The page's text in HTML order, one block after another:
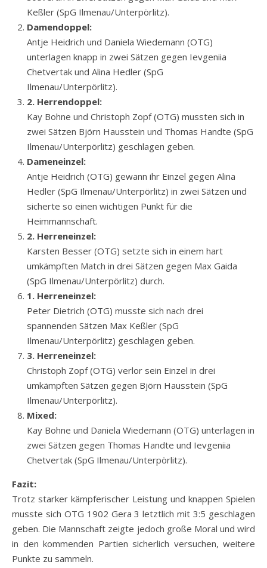
Keßler (SpG Ilmenau/Unterpörlitz).
Damendoppel:
Antje Heidrich und Daniela Wiedemann (OTG)
unterlagen knapp in zwei Sätzen gegen Ievgeniia
Chetvertak und Alina Hedler (SpG
Ilmenau/Unterpörlitz).
2. Herrendoppel:
Kay Bohne und Christoph Zopf (OTG) mussten sich in
zwei Sätzen Björn Hausstein und Thomas Handte (SpG
Ilmenau/Unterpörlitz) geschlagen geben.
Dameneinzel:
Antje Heidrich (OTG) gewann ihr Einzel gegen Alina
Hedler (SpG Ilmenau/Unterpörlitz) in zwei Sätzen und
sicherte so einen wichtigen Punkt für die
Heimmannschaft.
2. Herreneinzel:
Karsten Besser (OTG) setzte sich in einem hart
umkämpften Match in drei Sätzen gegen Max Gaida
(SpG Ilmenau/Unterpörlitz) durch.
1. Herreneinzel:
Peter Dietrich (OTG) musste sich nach drei
spannenden Sätzen Max Keßler (SpG
Ilmenau/Unterpörlitz) geschlagen geben.
3. Herreneinzel:
Christoph Zopf (OTG) verlor sein Einzel in drei
umkämpften Sätzen gegen Björn Hausstein (SpG
Ilmenau/Unterpörlitz).
Mixed:
Kay Bohne und Daniela Wiedemann (OTG) unterlagen in
zwei Sätzen gegen Thomas Handte und Ievgeniia
Chetvertak (SpG Ilmenau/Unterpörlitz).
Fazit:
Trotz starker kämpferischer Leistung und knappen Spielen
musste sich OTG 1902 Gera 3 letztlich mit 3:5 geschlagen
geben. Die Mannschaft zeigte jedoch große Moral und wird
in den kommenden Partien sicherlich versuchen, weitere
Punkte zu sammeln.